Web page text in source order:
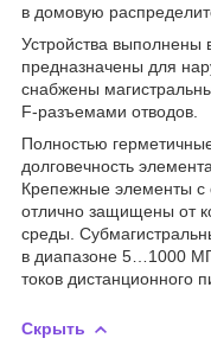
в домовую
Устройства выполнены
предназначены для
снабжены
F-разъемами отводов.
Полностью
долговечность
Крепежные элементы с
отлично защищены от
среды.
в диапазоне 5…1000
токов дистанционного
Скрыть